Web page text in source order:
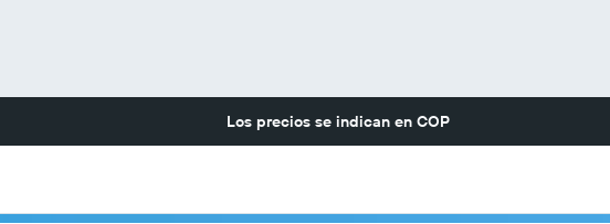
Los precios se indican en COP